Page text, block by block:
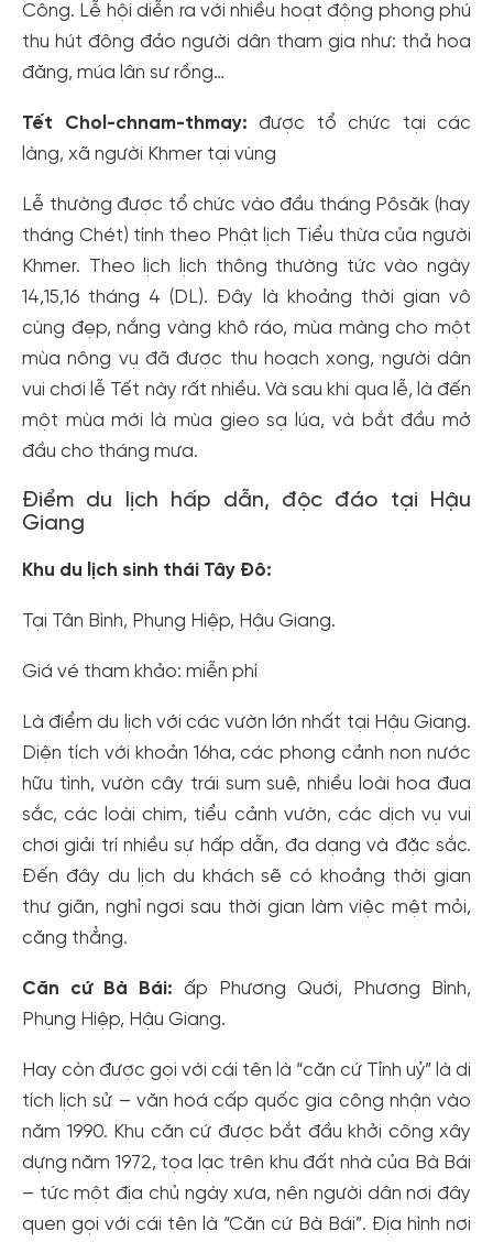
Công. Lễ hội diễn ra với nhiều hoạt động phong phú
thu hút đông đảo người dân tham gia như: thả hoa
đăng, múa lân sư rồng…
Tết Chol-chnam-thmay: được tổ chức tại các
làng, xã người Khmer tại vùng
Lễ thường được tổ chức vào đầu tháng Pôsăk (hay
tháng Chét) tính theo Phật lịch Tiểu thừa của người
Khmer. Theo lịch lịch thông thường tức vào ngày
14,15,16 tháng 4 (DL). Đây là khoảng thời gian vô
cùng đẹp, nắng vàng khô ráo, mùa màng cho một
mùa nông vụ đã được thu hoạch xong, người dân
vui chơi lễ Tết này rất nhiều. Và sau khi qua lễ, là đến
một mùa mới là mùa gieo sạ lúa, và bắt đầu mở
đầu cho tháng mưa.
Điểm du lịch hấp dẫn, độc đáo tại Hậu
Giang
Khu du lịch sinh thái Tây Đô:
Tại Tân Bình, Phụng Hiệp, Hậu Giang.
Giá vé tham khảo: miễn phí
Là điểm du lịch với các vườn lớn nhất tại Hậu Giang.
Diện tích với khoản 16ha, các phong cảnh non nước
hữu tình, vườn cây trái sum suê, nhiều loài hoa đua
sắc, các loài chim, tiểu cảnh vườn, các dịch vụ vui
chơi giải trí nhiều sự hấp dẫn, đa dạng và đặc sắc.
Đến đây du lịch du khách sẽ có khoảng thời gian
thư giãn, nghỉ ngơi sau thời gian làm việc mệt mỏi,
căng thẳng.
Căn cứ Bà Bái: ấp Phương Quới, Phương Bình,
Phụng Hiệp, Hậu Giang.
Hay còn được gọi với cái tên là “căn cứ Tỉnh uỷ” là di
tích lịch sử – văn hoá cấp quốc gia công nhận vào
năm 1990. Khu căn cứ được bắt đầu khởi công xây
dựng năm 1972, tọa lạc trên khu đất nhà của Bà Bái
– tức một địa chủ ngày xưa, nên người dân nơi đây
quen gọi với cái tên là “Căn cứ Bà Bái”. Địa hình nơi